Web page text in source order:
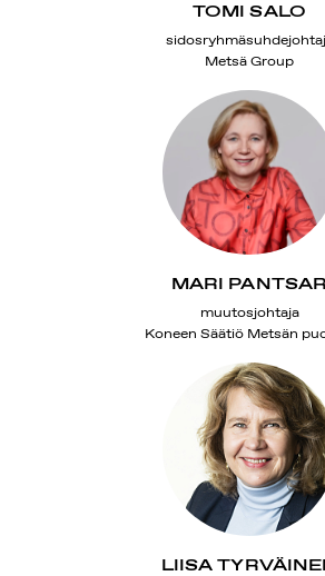
TOMI SALO
Metsä Group
MARI PANTSAR
muutosjohtaja
Koneen Säätiö Metsän
LIISA